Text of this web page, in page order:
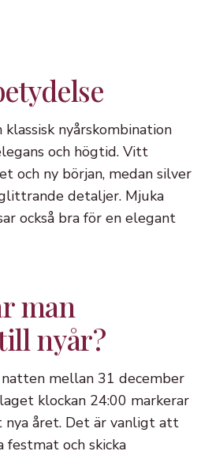
nyårskombination
och högtid. Vitt
och ny början, medan silver
detaljer. Mjuka
också bra för en elegant
man
nyår?
mellan 31 december
klockan 24:00 markerar
året. Det är vanligt att
festmat och skicka